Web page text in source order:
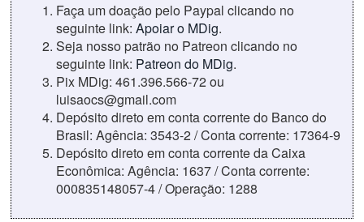
Faça um doação pelo Paypal clicando no
seguinte link: Apoiar o MDig.
Seja nosso patrão no Patreon clicando no
seguinte link: Patreon do MDig.
Pix MDig: 461.396.566-72 ou
luisaocs@gmail.com
Depósito direto em conta corrente do Banco do
Brasil: Agência: 3543-2 / Conta corrente: 17364-9
Depósito direto em conta corrente da Caixa
Econômica: Agência: 1637 / Conta corrente:
000835148057-4 / Operação: 1288